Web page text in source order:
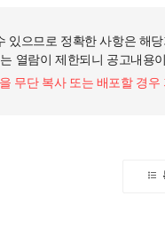
있으므로 정확한 사항은 해
열람이 제한되니 공고내용
무단 복사 또는 배포할 경